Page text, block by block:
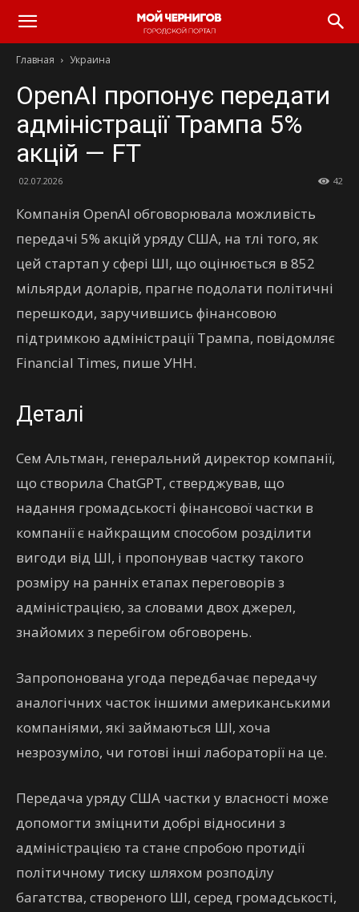
Главная Украина
OpenAI пропонує передати
адміністрації Трампа 5%
акцій — FT
02.07.2026 42
Компанія OpenAI обговорювала можливість
передачі 5% акцій уряду США, на тлі того, як
цей стартап у сфері ШІ, що оцінюється в 852
мільярди доларів, прагне подолати політичні
перешкоди, заручившись фінансовою
підтримкою адміністрації Трампа, повідомляє
Financial Times, пише УНН.
Деталі
Сем Альтман, генеральний директор компанії,
що створила ChatGPT, стверджував, що
надання громадськості фінансової частки в
компанії є найкращим способом розділити
вигоди від ШІ, і пропонував частку такого
розміру на ранніх етапах переговорів з
адміністрацією, за словами двох джерел,
знайомих з перебігом обговорень.
Запропонована угода передбачає передачу
аналогічних часток іншими американськими
компаніями, які займаються ШІ, хоча
незрозуміло, чи готові інші лабораторії на це.
Передача уряду США частки у власності може
допомогти зміцнити добрі відносини з
адміністрацією та стане спробою протидії
політичному тиску шляхом розподілу
багатства, створеного ШІ, серед громадськості,